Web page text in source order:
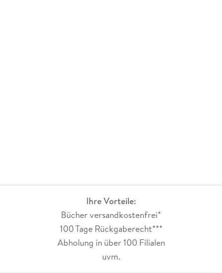
Ihre Vorteile:
Bücher versandkostenfrei*
100 Tage Rückgaberecht***
Abholung in über 100 Filialen
uvm.